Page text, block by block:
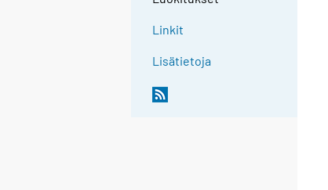
Linkit
Lisätietoja